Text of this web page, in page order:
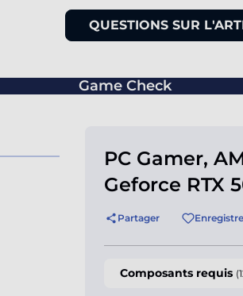
QUESTIONS SUR
Game Check
PC Gamer,
Geforce RTX
Partager
Composants requis